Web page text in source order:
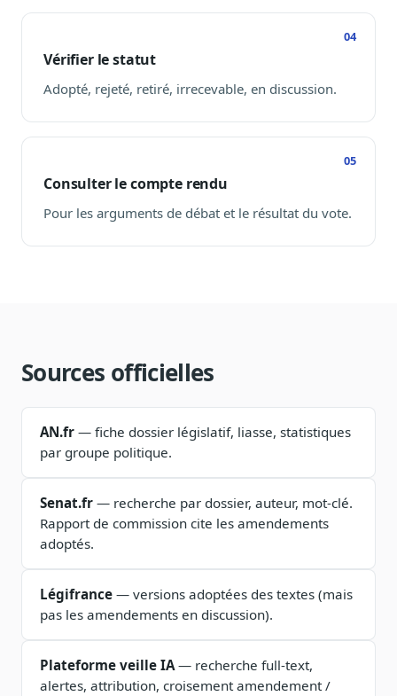
Guides pratiques
Blog & Podcast Hémicycle
Lexique par thème métier
Sources couvertes
Qui sommes-nous
Méthode, valeurs et équipe
Fiabilité, souveraineté, sobriété
Presse
Kit média, contacts
Vérifier le statut
Adopté, rejeté, retiré, irrecevable, en discussion.
Consulter le compte rendu
Pour les arguments de débat et le résultat du vote.
Sources officielles
AN.fr — fiche dossier législatif, liasse, statistiques
par groupe politique.
Senat.fr — recherche par dossier, auteur, mot-clé.
Rapport de commission cite les amendements
adoptés.
Légifrance — versions adoptées des textes (mais
pas les amendements en discussion).
Plateforme veille IA— recherche full-text,
alertes, attribution, croisement amendement /